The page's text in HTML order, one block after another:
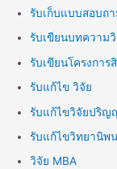
รับเก็บแบบสอบถ
รับเขียนบทความ
รับเขียนโครงการ
รับแก้ไข วิจัย
รับแก้ไขวิจัยปริญ
รับแก้ไขวิทยานิพ
วิจัย MBA